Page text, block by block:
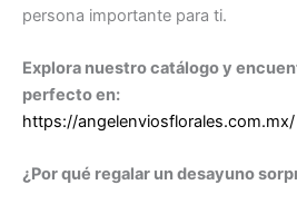
persona importante para ti.
Explora nuestro catálogo y
perfecto en:
https://angelenviosflorales.com.mx/
¿Por qué regalar un desayuno